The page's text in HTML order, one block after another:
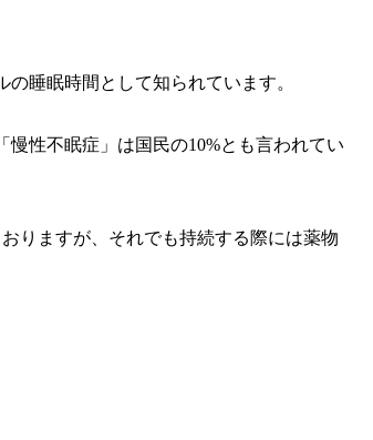
睡眠時間として知られています。
性不眠症」は国民の10%とも言われてい
りますが、それでも持続する際には薬物